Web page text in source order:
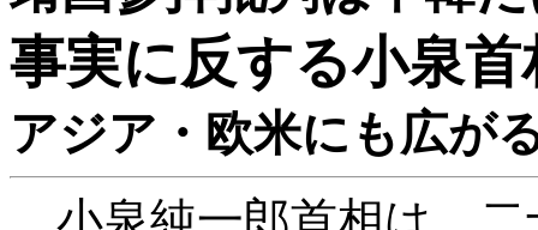
事実に反する小泉首
アジア・欧米にも広が